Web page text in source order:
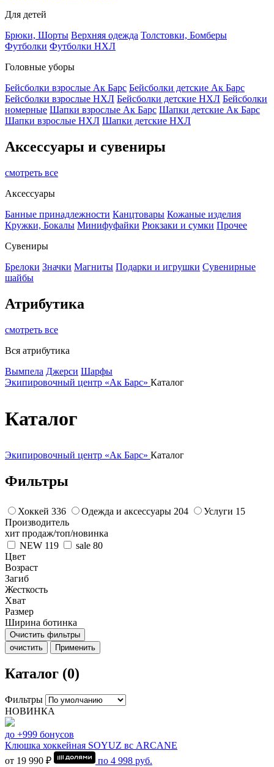
Для детей
Брюки, Шорты Верхняя одежда Толстовки, Бомберы
Футболки Футболки НХЛ
Головные уборы
Бейсболки взрослые Ак Барс Бейсболки детские Ак Барс
Бейсболки взрослые НХЛ Бейсболки детские НХЛ Бейсболки
номерные Шапки взрослые Ак Барс Шапки детские Ак Барс
Шапки взрослые НХЛ Шапки детские НХЛ
Аксессуары и сувениры
смотреть все
Аксессуары
Банные принадлежности Канцтовары Кожаные изделия
Кружки, Бокалы Минифуфайки Рюкзаки и сумки Прочее
Сувениры
Брелоки Значки Магниты Подарки и игрушки Сувенирные
шайбы
Атрибутика
смотреть все
Вся атрибутика
Вымпела Джерси Шарфы
Экипировочный центр «Ак Барс» Каталог
Каталог
Экипировочный центр «Ак Барс» Каталог
Фильтры
Хоккей 336 Одежда и аксессуары 204 Услуги 15
Производитель
хит продаж/топ/новинка
NEW 119 sale 80
Цвет
Возраст
Загиб
Жесткость
Хват
Размер
Ширина ботинка
Очистить фильтры
очистить
Применить
Каталог (0)
Фильтры
НОВИНКА
до +999 бонусов
Клюшка хоккейная SOYUZ вс ARCANE
от 19 990 ₽
по 4 998 руб.